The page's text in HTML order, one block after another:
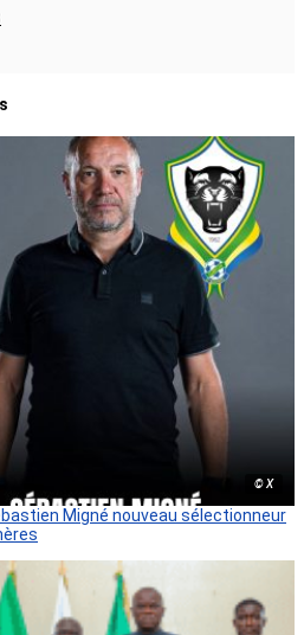
© X
Migné nouveau sélectionneur